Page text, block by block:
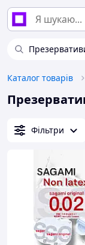
Каталог товарів
Фільтри